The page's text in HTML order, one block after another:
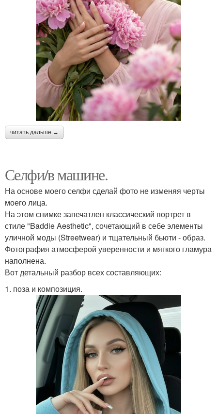
читать дальше →
Селфи/в машине.
На основе моего селфи сделай фото не изменяя черты
моего лица.
На этом снимке запечатлен классический портрет в
стиле "Baddie Aesthetic", сочетающий в себе элементы
уличной моды (Streetwear) и тщательный бьюти - образ.
Фотография атмосферой уверенности и мягкого гламура
наполнена.
Вот детальный разбор всех составляющих:
1. поза и композиция.